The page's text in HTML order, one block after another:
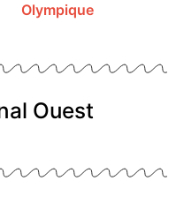
Olympique
Ouest